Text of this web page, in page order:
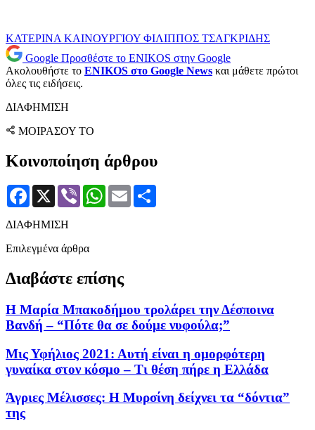
ΚΑΤΕΡΙΝΑ ΚΑΙΝΟΥΡΓΙΟΥ ΦΙΛΙΠΠΟΣ ΤΣΑΓΚΡΙΔΗΣ
Google Προσθέστε το ENIKOS στην Google
Ακολουθήστε το ENIKOS στο Google News και μάθετε πρώτοι
όλες τις ειδήσεις.
ΔΙΑΦΗΜΙΣΗ
ΜΟΙΡΑΣΟΥ ΤΟ
Κοινοποίηση άρθρου
Facebook
X Viber WhatsApp
Email
ΔΙΑΦΗΜΙΣΗ
Επιλεγμένα άρθρα
Διαβάστε επίσης
Η Μαρία Μπακοδήμου τρολάρει την Δέσποινα
Βανδή – “Πότε θα σε δούμε νυφούλα;”
Μις Υφήλιος 2021: Αυτή είναι η ομορφότερη
γυναίκα στον κόσμο – Τι θέση πήρε η Ελλάδα
Άγριες Μέλισσες: Η Μυρσίνη δείχνει τα “δόντια”
της